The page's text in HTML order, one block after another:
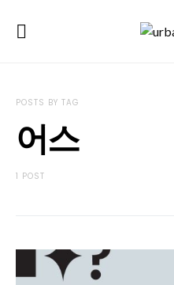
POSTS BY TAG
어스
1 POST